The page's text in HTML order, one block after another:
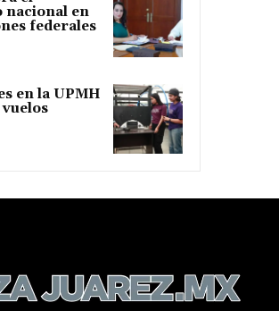
nacional en
federales
en la UPMH